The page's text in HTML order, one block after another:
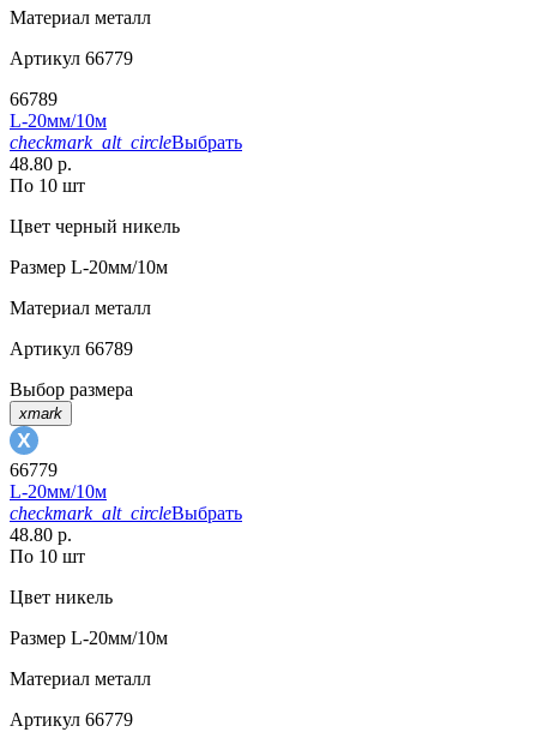
Материал металл
Артикул 66779
66789
L-20мм/10м
checkmark_alt_circleВыбрать
48.80 р.
По 10 шт
Цвет черный никель
Размер L-20мм/10м
Материал металл
Артикул 66789
Выбор размера
xmark
66779
L-20мм/10м
checkmark_alt_circleВыбрать
48.80 р.
По 10 шт
Цвет никель
Размер L-20мм/10м
Материал металл
Артикул 66779